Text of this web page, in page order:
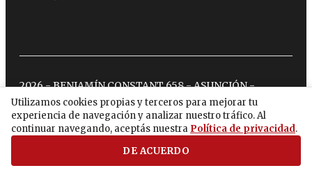
Utilizamos cookies propias y terceros para mejorar tu
experiencia de navegación y analizar nuestro tráfico. Al
continuar navegando, aceptás nuestra Política de privacidad.
DE ACUERDO
2026 - BENJAMÍN CONSTANT 658 - ASUNCIÓN -
TELÉFONO: (0994) 715 715